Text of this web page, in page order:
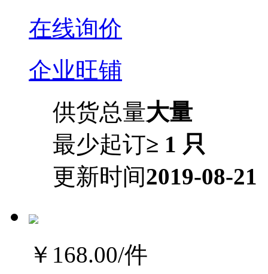
在线询价
企业旺铺
供货总量大量
最少起订≥ 1 只
更新时间2019-08-21
￥168.00/件